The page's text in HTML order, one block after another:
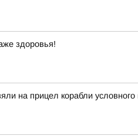
здоровья!
на прицел корабли условного